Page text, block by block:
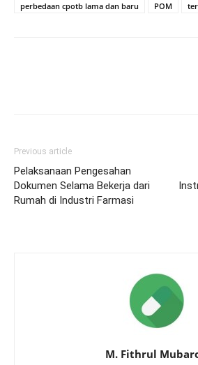
perbedaan cpotb lama dan baru
POM
Previous article
Pelaksanaan Pengesahan
Dokumen Selama Bekerja dari
Rumah di Industri Farmasi
M. Fithrul